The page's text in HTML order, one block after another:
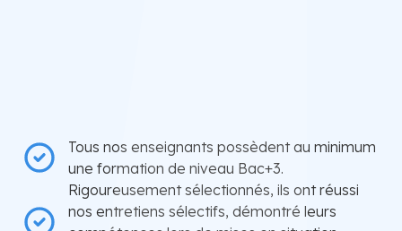
Tous nos enseignants possèdent au minimum
une formation de niveau Bac+3.
Rigoureusement sélectionnés, ils ont réussi
nos entretiens sélectifs, démontré leurs